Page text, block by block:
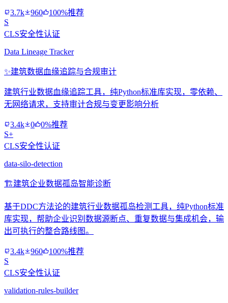
3.7k 960
100%推荐
S
CLS安全性认证
Data Lineage Tracker
✨建筑数据血缘追踪与合规审计
建筑行业数据血缘追踪工具，纯Python标准库实现，零依赖、
无网络请求，支持审计合规与变更影响分析
3.4k 0
0%推荐
S+
CLS安全性认证
data-silo-detection
🏗️建筑企业数据孤岛智能诊断
基于DDC方法论的建筑行业数据孤岛检测工具，纯Python标准
库实现，帮助企业识别数据源断点、重复数据与集成机会，输
出可执行的整合路线图。
3.4k 960
100%推荐
S
CLS安全性认证
validation-rules-builder